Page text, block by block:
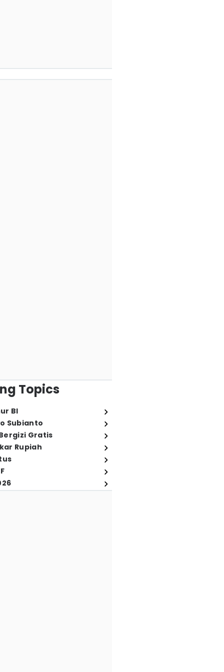
Topics
BI
Subianto
Gratis
Rupiah